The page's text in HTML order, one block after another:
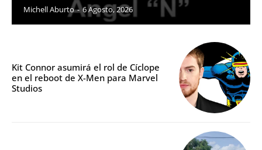
Michell Aburto - 6 Agosto, 2026
Kit Connor asumirá el rol de Cíclope
en el reboot de X-Men para Marvel
Studios